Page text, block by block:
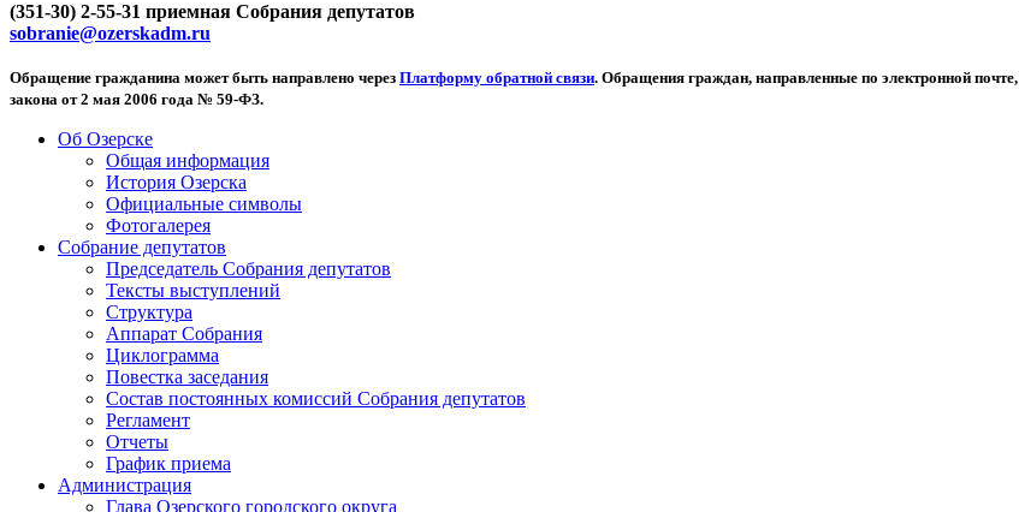
(351-30) 2-55-31 приемная Собрания депутатов
sobranie@ozerskadm.ru
Обращение гражданина может быть направлено через Платформу обратной связи. Обращения граждан, направленные по электронной почте,
закона от 2 мая 2006 года № 59-ФЗ.
Об Озерске
Общая информация
История Озерска
Официальные символы
Фотогалерея
Собрание депутатов
Председатель Собрания депутатов
Тексты выступлений
Структура
Аппарат Собрания
Циклограмма
Повестка заседания
Состав постоянных комиссий Собрания депутатов
Регламент
Отчеты
График приема
Администрация
Глава Озерского городского округа